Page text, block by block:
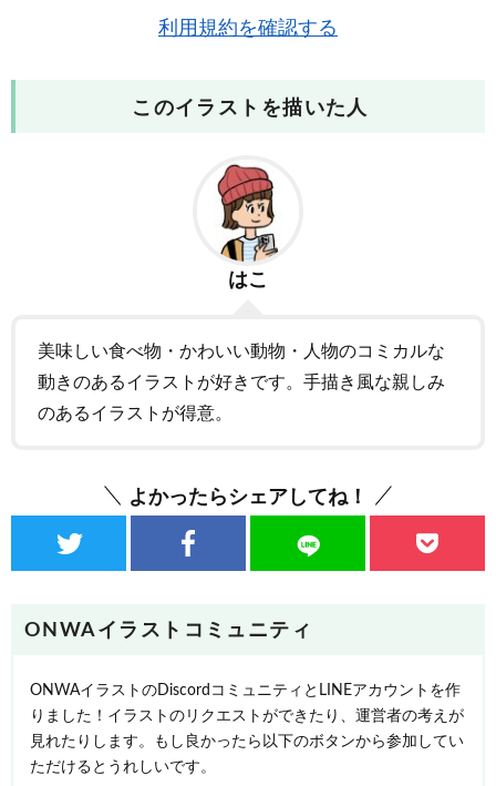
利用規約を確認する
このイラストを描いた人
はこ
美味しい食べ物・かわいい動物・人物のコミカルな
動きのあるイラストが好きです。手描き風な親しみ
のあるイラストが得意。
よかったらシェアしてね！
ONWAイラストコミュニティ
ONWAイラストのDiscordコミュニティとLINEアカウントを作
りました！イラストのリクエストができたり、運営者の考えが
見れたりします。もし良かったら以下のボタンから参加してい
ただけるとうれしいです。